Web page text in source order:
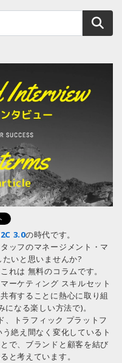
3.0の時代です。
ッフのマネージメント・マ
いと思いませんか?
れは 無料のコラムです。
ーケティング スキルセット
有することに熱心に取り組
なる楽しい方法で)。
、トラフィック プラットフ
絶え間なく変化しているト
で、ブランドと顧客を結び
と考えています。